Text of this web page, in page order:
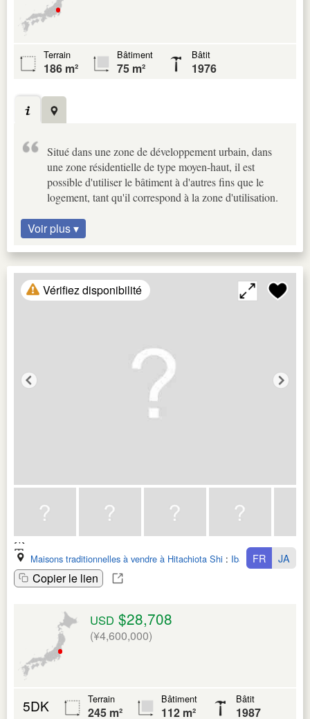
Terrain
186 m²
Bâtiment
75 m²
Bâtit
1976
Situé dans une zone de développement urbain, dans
une zone résidentielle de type moyen-haut, il est
possible d'utiliser le bâtiment à d'autres fins que le
logement, tant qu'il correspond à la zone d'utilisation.
Voir plus ▾
Vérifiez disponibilité
Maisons traditionnelles à vendre à Hitachiota Shi : Ibaraki Ken
Copier le lien
FR JA
USD $28,708
(¥4,600,000)
5DK Terrain
245 m²
Bâtiment
112 m²
Bâtit
1987